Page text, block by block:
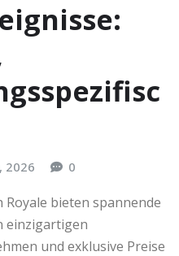
2026 0
Royale bieten spannende
einzigartigen
und exklusive Preise